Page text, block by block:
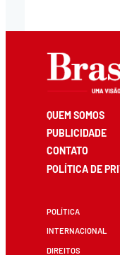
QUEM SOMOS
PUBLICIDADE
CONTATO
POLÍTICA DE
POLÍTICA
INTERNACIONAL
DIREITOS